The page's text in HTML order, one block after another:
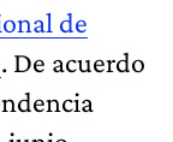
de
. De acuerdo